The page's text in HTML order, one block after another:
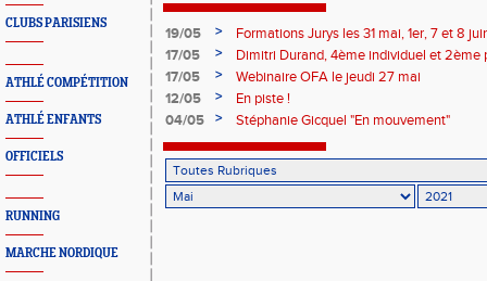
CLUBS PARISIENS
ATHLÉ COMPÉTITION
ATHLÉ ENFANTS
OFFICIELS
RUNNING
MARCHE NORDIQUE
19/05 >
Formations Jurys les 31 mai, 1er, 7 et 8
17/05
>
Dimitri Durand, 4ème individuel et 2ème
Championnats d'Europe de Marche
17/05 >
Webinaire OFA le jeudi 27 mai
12/05
>
En piste !
04/05
> Stéphanie Gicquel "En mouvement"